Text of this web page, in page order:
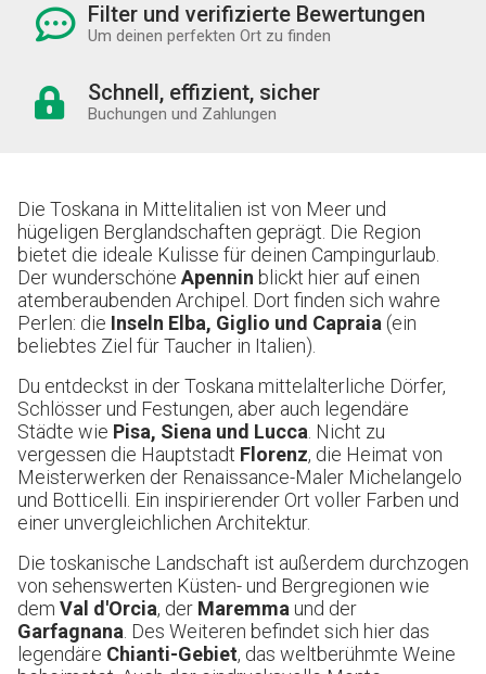
Filter und verifizierte Bewertungen
Um deinen perfekten Ort zu finden
Schnell, effizient, sicher
Buchungen und Zahlungen
Die Toskana in Mittelitalien ist von Meer und
hügeligen Berglandschaften geprägt. Die Region
bietet die ideale Kulisse für deinen Campingurlaub.
Der wunderschöne Apennin blickt hier auf einen
atemberaubenden Archipel. Dort finden sich wahre
Perlen: die Inseln Elba, Giglio und Capraia (ein
beliebtes Ziel für Taucher in Italien).
Du entdeckst in der Toskana mittelalterliche Dörfer,
Schlösser und Festungen, aber auch legendäre
Städte wie Pisa, Siena und Lucca . Nicht zu
vergessen die Hauptstadt Florenz, die Heimat von
Meisterwerken der Renaissance-Maler Michelangelo
und Botticelli. Ein inspirierender Ort voller Farben und
einer unvergleichlichen Architektur.
Die toskanische Landschaft ist außerdem durchzogen
von sehenswerten Küsten- und Bergregionen wie
dem Val d'Orcia, der Maremma und der
Garfagnana . Des Weiteren befindet sich hier das
legendäre Chianti-Gebiet, das weltberühmte Weine